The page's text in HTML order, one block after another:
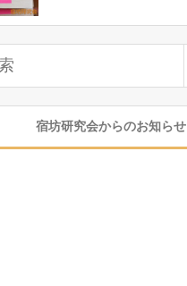
宿坊研究会からのお知らせ